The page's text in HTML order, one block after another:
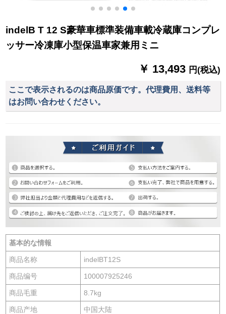
indelB T 12 S豪華車標準装備車載冷蔵庫コンプレ
ッサー冷凍庫小型保温車家兼用ミニ
￥ 13,493 円(税込)
ここで表示されるのは商品原価です。代理費用、送料等
はお問い合わせください。
基本的な情報
商品名称 indelBT12S
商品编号 100007925246
商品毛重 8.7kg
商品产地 中国大陆